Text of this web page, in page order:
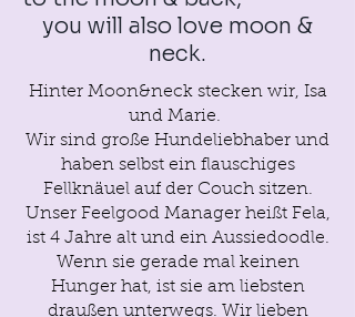
you will also love moon &
neck.
Hinter Moon&neck stecken wir, Isa
und Marie.
Wir sind große Hundeliebhaber und
haben selbst ein flauschiges
Fellknäuel auf der Couch sitzen.
Unser Feelgood Manager heißt Fela,
ist 4 Jahre alt und ein Aussiedoodle.
Wenn sie gerade mal keinen
Hunger hat, ist sie am liebsten
draußen unterwegs. Wir lieben